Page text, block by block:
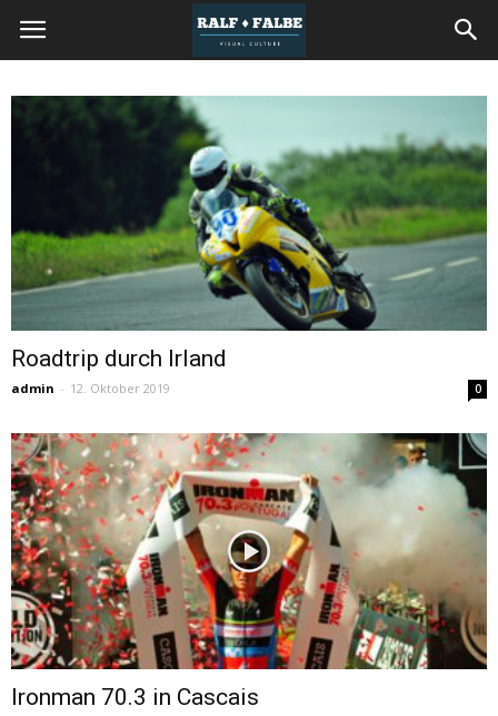
REISEJOURNAL
Roadtrip durch Irland
admin - 12. Oktober 2019 0
Ironman 70.3 in Cascais